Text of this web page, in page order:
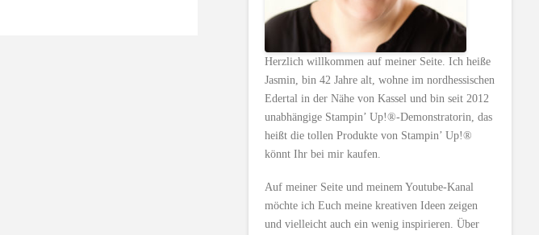
Herzlich willkommen auf meiner Seite. Ich heiße
Jasmin, bin 42 Jahre alt, wohne im nordhessischen
Edertal in der Nähe von Kassel und bin seit 2012
unabhängige Stampin’ Up!®-Demonstratorin, das
heißt die tollen Produkte von Stampin’ Up!®
könnt Ihr bei mir kaufen.
Auf meiner Seite und meinem Youtube-Kanal
möchte ich Euch meine kreativen Ideen zeigen
und vielleicht auch ein wenig inspirieren. Über